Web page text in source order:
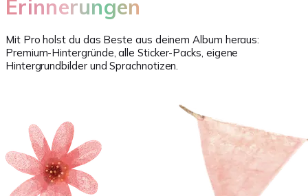
Erinnerungen
Mit Pro holst du das Beste aus deinem Album heraus:
Premium-Hintergründe, alle Sticker-Packs, eigene
Hintergrundbilder und Sprachnotizen.